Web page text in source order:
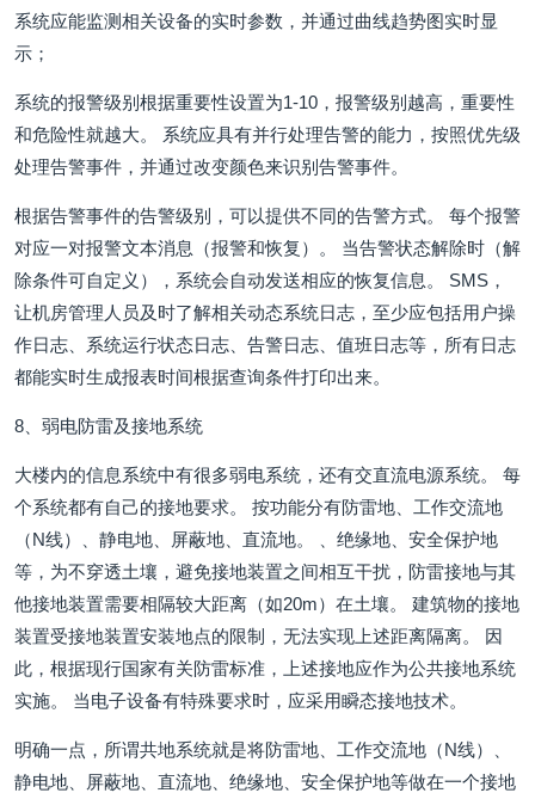
系统应能监测相关设备的实时参数，并通过曲线趋势图实时显
示；
系统的报警级别根据重要性设置为1-10，报警级别越高，重要性
和危险性就越大。 系统应具有并行处理告警的能力，按照优先级
处理告警事件，并通过改变颜色来识别告警事件。
根据告警事件的告警级别，可以提供不同的告警方式。 每个报警
对应一对报警文本消息（报警和恢复）。 当告警状态解除时（解
除条件可自定义），系统会自动发送相应的恢复信息。 SMS，
让机房管理人员及时了解相关动态系统日志，至少应包括用户操
作日志、系统运行状态日志、告警日志、值班日志等，所有日志
都能实时生成报表时间根据查询条件打印出来。
8、弱电防雷及接地系统
大楼内的信息系统中有很多弱电系统，还有交直流电源系统。 每
个系统都有自己的接地要求。 按功能分有防雷地、工作交流地
（N线）、静电地、屏蔽地、直流地。 、绝缘地、安全保护地
等，为不穿透土壤，避免接地装置之间相互干扰，防雷接地与其
他接地装置需要相隔较大距离（如20m）在土壤。 建筑物的接地
装置受接地装置安装地点的限制，无法实现上述距离隔离。 因
此，根据现行国家有关防雷标准，上述接地应作为公共接地系统
实施。 当电子设备有特殊要求时，应采用瞬态接地技术。
明确一点，所谓共地系统就是将防雷地、工作交流地（N线）、
静电地、屏蔽地、直流地、绝缘地、安全保护地等做在一个接地